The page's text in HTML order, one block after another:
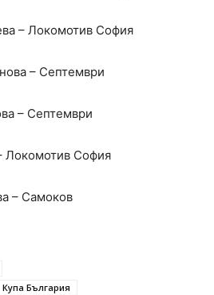
– Локомотив София
– Септември
– Септември
Локомотив София
– Самоков
Купа България